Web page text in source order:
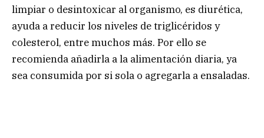
limpiar o desintoxicar al organismo, es diurética,
ayuda a reducir los niveles de triglicéridos y
colesterol, entre muchos más. Por ello se
recomienda añadirla a la alimentación diaria, ya
sea consumida por si sola o agregarla a ensaladas.